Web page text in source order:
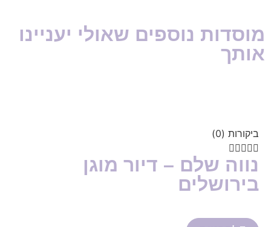
מוסדות נוספים שאולי יעניינו
אותך
ביקורות (0)

נווה שלם – דיור מוגן
בירושלים